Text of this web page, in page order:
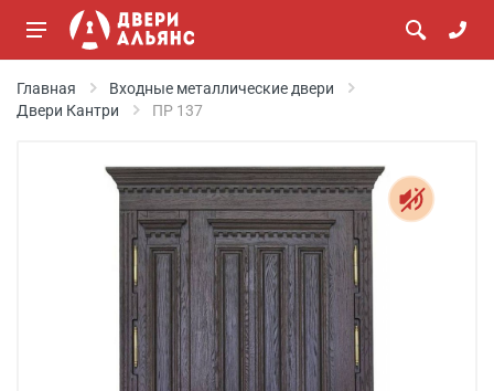
Главная
Входные металлические двери
Двери Кантри
ПР 137